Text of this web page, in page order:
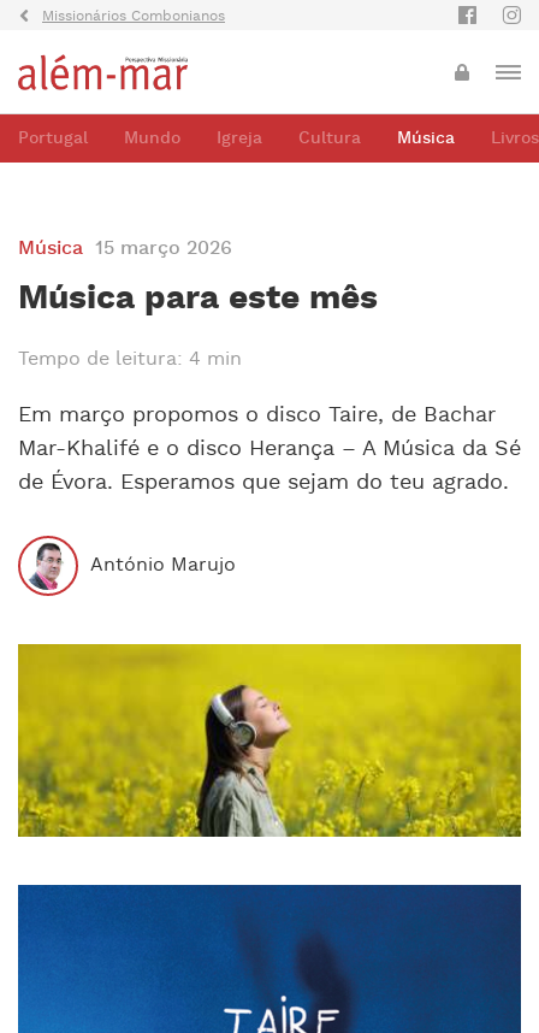
Missionários Combonianos
Portugal Mundo Igreja Cultura Música Livros
Música 15 março 2026
Música para este mês
Tempo de leitura: 4 min
Em março propomos o disco Taire, de Bachar
Mar-Khalifé e o disco Herança – A Música da Sé
de Évora. Esperamos que sejam do teu agrado.
António Marujo